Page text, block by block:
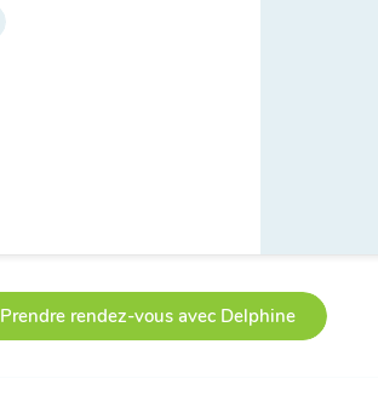
Prendre rendez-vous avec Delphine